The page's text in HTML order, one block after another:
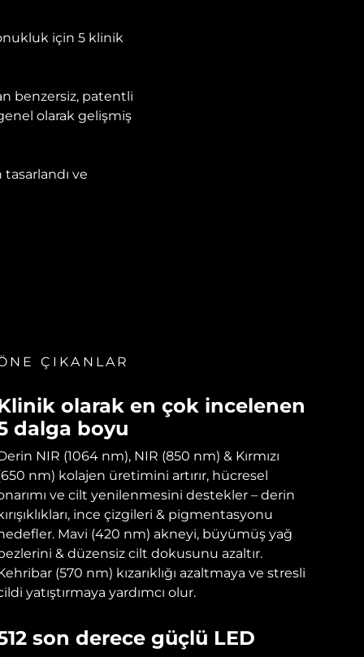
için 5 klinik
benzersiz, patentli
olarak gelişmiş
tasarlandı ve
ÇIKANLAR
olarak en çok incelenen
dalga boyu
NIR (1064 nm), NIR (850 nm) & Kırmızı
nm) kolajen üretimini artırır, hücresel
ve cilt yenilenmesini destekler – derin
ince çizgileri & pigmentasyonu
Mavi (420 nm) akneyi, büyümüş yağ
& düzensiz cilt dokusunu azaltır.
(570 nm) kızarıklığı azaltmaya ve stresli
yatıştırmaya yardımcı olur.
son derece güçlü LED